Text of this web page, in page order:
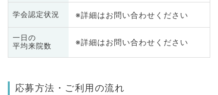
学会認定状況 ※詳細はお問い合わせください
一日の
平均来院数
※詳細はお問い合わせください
応募方法・ご利用の流れ